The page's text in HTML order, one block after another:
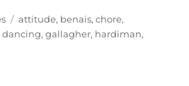
Étiquettes
attitude, benais,chore,
dancing,gallagher, hardiman,